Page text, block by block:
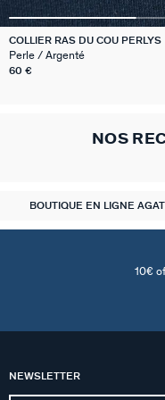
VICTOIRE
GÉNÉRATION AGATHA
COLLIER RAS DU COU PERLYS
Perle / Argenté
60 €
NOS
BOUTIQUE EN LIGNE
10€
NEWSLETTER